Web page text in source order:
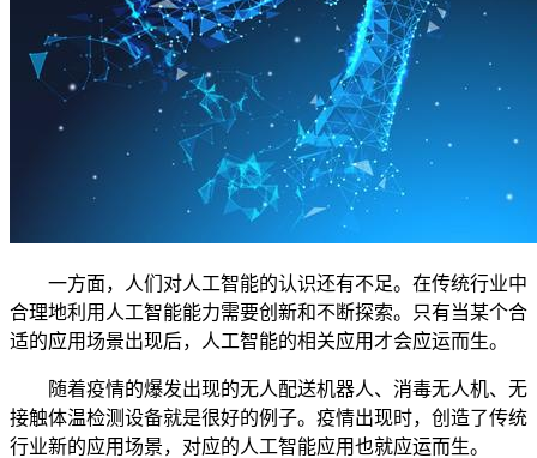
一方面，人们对人工智能的认识还有不足。在传统行业中
合理地利用人工智能能力需要创新和不断探索。只有当某个合
适的应用场景出现后，人工智能的相关应用才会应运而生。
随着疫情的爆发出现的无人配送机器人、消毒无人机、无
接触体温检测设备就是很好的例子。疫情出现时，创造了传统
行业新的应用场景，对应的人工智能应用也就应运而生。